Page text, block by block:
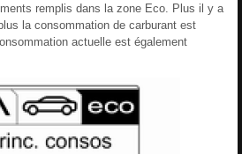
remplis dans la zone Eco. Plus il y a
la consommation de carburant est
actuelle est également